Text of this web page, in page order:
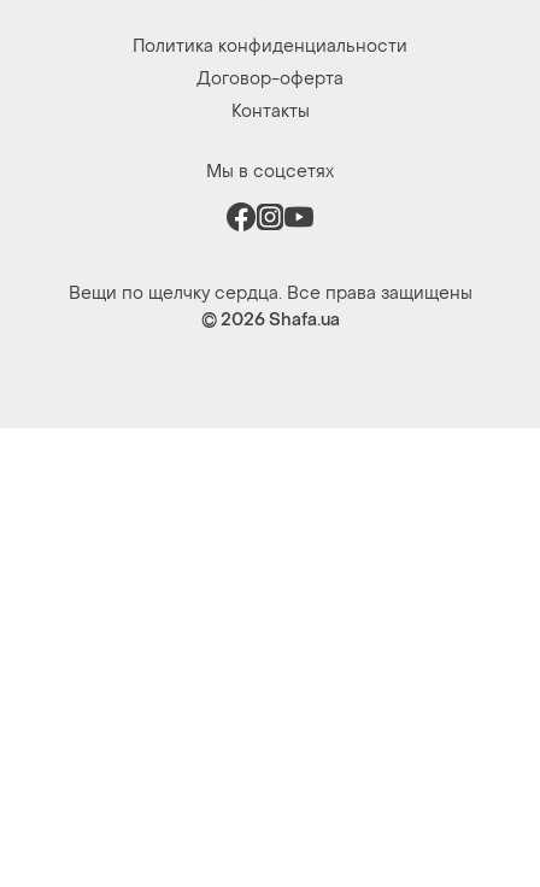
Политика конфиденциальности
Договор-оферта
Контакты
Мы в соцсетях
Вещи по щелчку сердца. Все права защищены
© 2026Shafa.ua